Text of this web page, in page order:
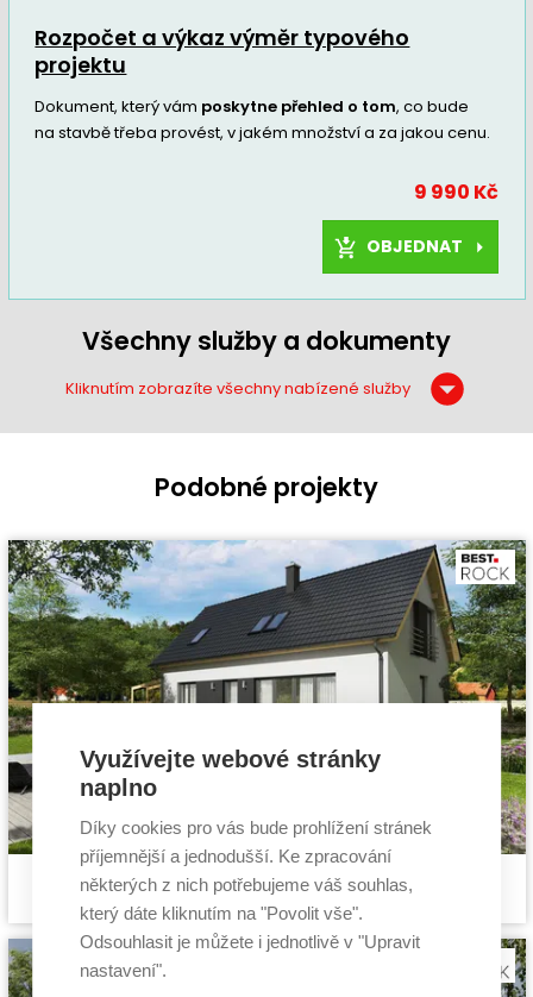
Rozpočet a výkaz výměr typového
projektu
Dokument, který vám poskytne přehled o tom, co bude
na stavbě třeba provést, v jakém množství a za jakou cenu.
9 990 Kč
OBJEDNAT
Všechny služby a dokumenty
Kliknutím zobrazíte všechny nabízené služby
Podobné projekty
Cena stavby svépomocí:
Cena projektu:
Dispozice:
5+1
Užitná plocha:
140 m²
Pozitiv 2
Využívejte webové stránky
naplno
Díky cookies pro vás bude prohlížení stránek
příjemnější a jednodušší. Ke zpracování
některých z nich potřebujeme váš souhlas,
který dáte kliknutím na "Povolit vše".
Odsouhlasit je můžete i jednotlivě v "Upravit
nastavení".